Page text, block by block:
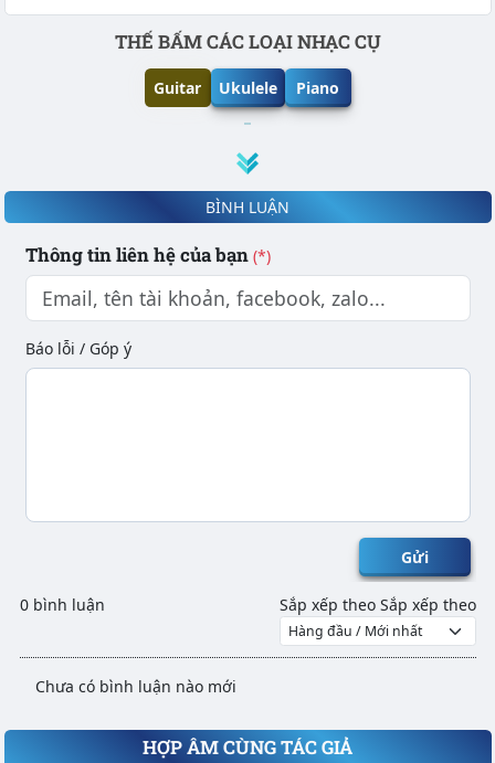
Phần nội dungTHẾ BẤM CÁC LOẠI NHẠC CỤ
Guitar Ukulele Piano
BÌNH LUẬN
Thông tin liên hệ của bạn (*)
Báo lỗi / Góp ý
Gửi
0 bình luận Sắp xếp theo Sắp xếp theo
Chưa có bình luận nào mới
HỢP ÂM CÙNG TÁC GIẢ